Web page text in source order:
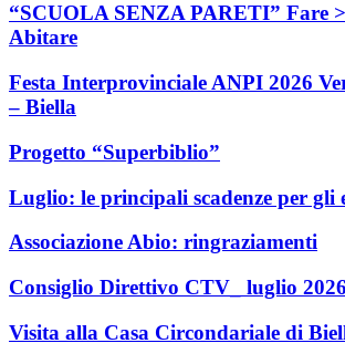
“SCUOLA SENZA PARETI” Fare
Abitare
Festa Interprovinciale ANPI 2026
– Biella
Progetto “Superbiblio”
Luglio: le principali scadenze per
Associazione Abio: ringraziamenti
Consiglio Direttivo CTV_ luglio 2026
Visita alla Casa Circondariale di